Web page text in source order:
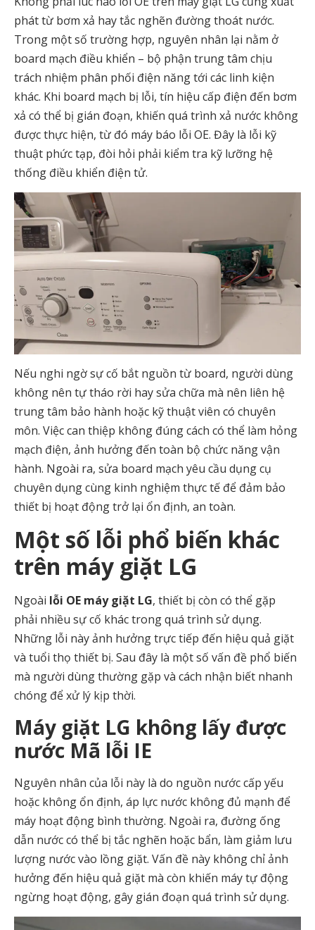
phát từ bơm xả hay tắc nghẽn đường thoát nước.
Trong một số trường hợp, nguyên nhân lại nằm ở
board mạch điều khiển – bộ phận trung tâm chịu
trách nhiệm phân phối điện năng tới các linh kiện
khác. Khi board mạch bị lỗi, tín hiệu cấp điện đến bơm
xả có thể bị gián đoạn, khiến quá trình xả nước không
được thực hiện, từ đó máy báo lỗi OE. Đây là lỗi kỹ
thuật phức tạp, đòi hỏi phải kiểm tra kỹ lưỡng hệ
thống điều khiển điện tử.
Nếu nghi ngờ sự cố bắt nguồn từ board, người dùng
không nên tự tháo rời hay sửa chữa mà nên liên hệ
trung tâm bảo hành hoặc kỹ thuật viên có chuyên
môn. Việc can thiệp không đúng cách có thể làm hỏng
mạch điện, ảnh hưởng đến toàn bộ chức năng vận
hành. Ngoài ra, sửa board mạch yêu cầu dụng cụ
chuyên dụng cùng kinh nghiệm thực tế để đảm bảo
thiết bị hoạt động trở lại ổn định, an toàn.
Một số lỗi phổ biến khác
trên máy giặt LG
Ngoài lỗi OE máy giặt LG, thiết bị còn có thể gặp
phải nhiều sự cố khác trong quá trình sử dụng.
Những lỗi này ảnh hưởng trực tiếp đến hiệu quả giặt
và tuổi thọ thiết bị. Sau đây là một số vấn đề phổ biến
mà người dùng thường gặp và cách nhận biết nhanh
chóng để xử lý kịp thời.
Máy giặt LG không lấy được
nước Mã lỗi IE
Nguyên nhân của lỗi này là do nguồn nước cấp yếu
hoặc không ổn định, áp lực nước không đủ mạnh để
máy hoạt động bình thường. Ngoài ra, đường ống
dẫn nước có thể bị tắc nghẽn hoặc bẩn, làm giảm lưu
lượng nước vào lồng giặt. Vấn đề này không chỉ ảnh
hưởng đến hiệu quả giặt mà còn khiến máy tự động
ngừng hoạt động, gây gián đoạn quá trình sử dụng.